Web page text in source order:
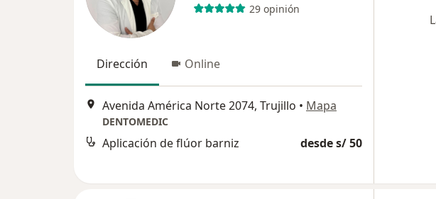
29 opinión
Dirección Online
Avenida América Norte 2074, Trujillo • Mapa
DENTOMEDIC
Aplicación de flúor barniz desde s/ 50